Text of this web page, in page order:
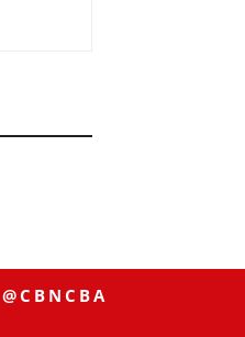
@CBNCBA